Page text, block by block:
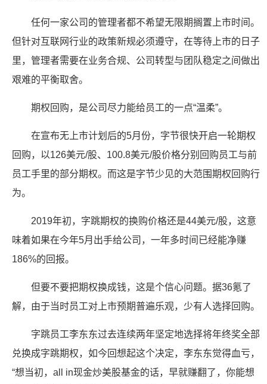
任何一家公司的管理者都不希望无限期搁置上市时间。
但针对互联网行业的政策新规必须遵守，在等待上市的日子
里，管理者需要在业务合规、公司转型与团队稳定之间做出
艰难的平衡取舍。
期权回购，是公司尽力能给员工的一点“温柔”。
在宣布无上市计划后的5月份，字节很快开启一轮期权
回购，以126美元/股、100.8美元/股价格分别回购员工与前
员工手里的部分期权。而这是字节少见的大范围期权回购行
为。
2019年初，字跳期权的换购价格还是44美元/股，这意
味着如果在今年5月出手给公司，一年多时间已经能净赚
186%的回报。
但要不要把期权换成钱，这是个信心问题。据36氪了
解，由于当时员工对上市预期普遍乐观，少有人选择回购。
字跳员工李东东过去连续两年坚定地选择将年终奖全部
兑换成字跳期权，如今回想起这个决定，李东东觉得血亏，
“想当初，all in现金炒美股基金的话，早就赚翻了，你能想